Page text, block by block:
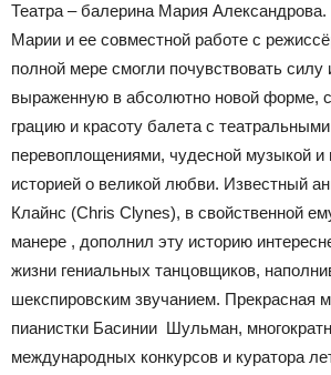
Театра – балерина Мария Александрова.
Марии и ее совместной работе с
полной мере смогли почувствовать силу
выраженную в абсолютно новой форме,
грацию и красоту балета с театральными
перевоплощениями, чудесной музыкой и
историей о великой любви. Известный
Клайнс (Chris Clynes), в свойственной
манере , дополнил эту историю
жизни гениальных танцовщиков,
шекспировским звучанием. Прекрасная
пианистки Басинии Шульман,
международных конкурсов и куратора